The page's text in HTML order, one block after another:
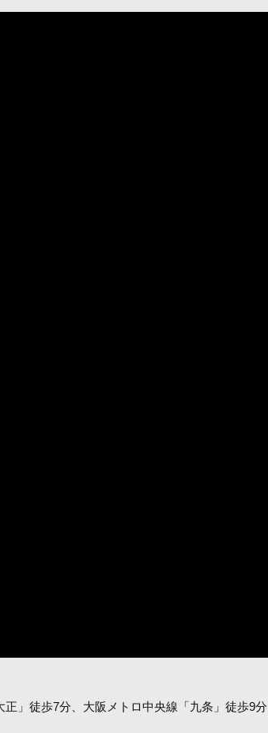
」徒歩7分、大阪メトロ中央線「九条」徒歩9分